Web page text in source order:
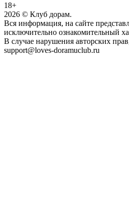
18+
2026 © Клуб дорам.
Вся информация, на сайте
исключительно ознакомительный
В случае нарушения авторских
support@loves-doramuclub.ru